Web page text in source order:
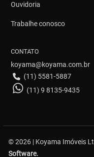
Ouvidoria
Trabalhe conosco
CONTATO
koyama@koyama.com.br
(11) 5581-5887
(11) 9 8135-9435
© 2026 | Koyama Imóveis
Software.